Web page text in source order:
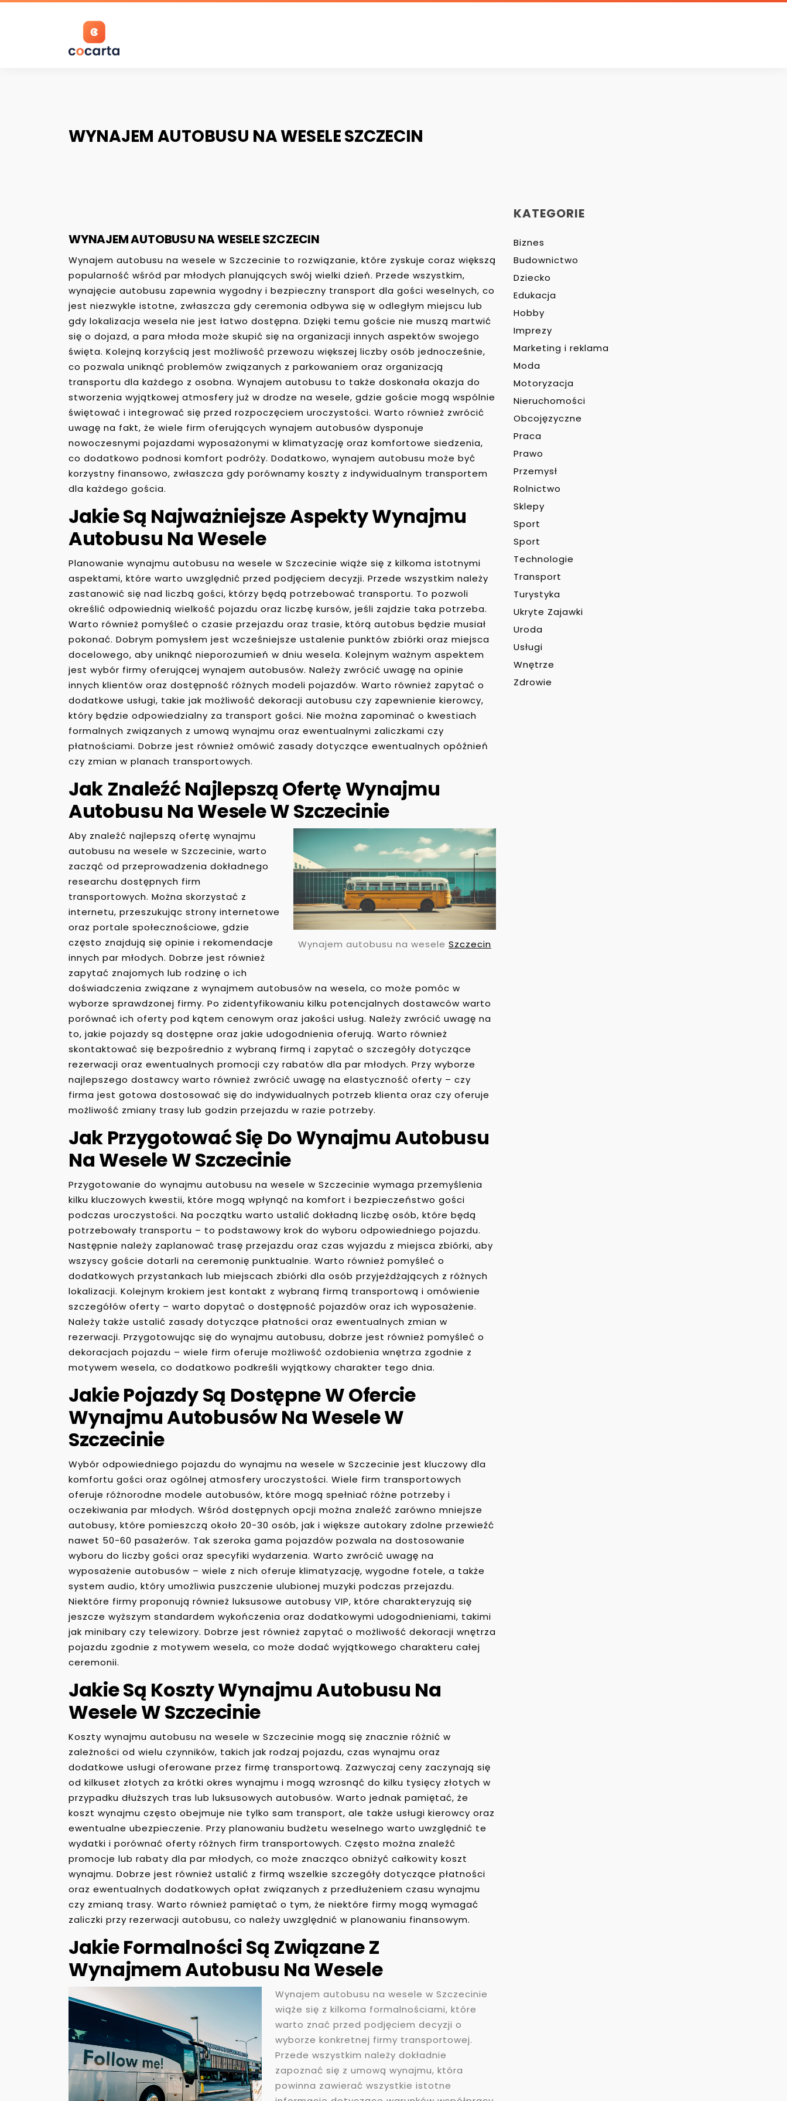
C
O
T
A
WYNAJEM AUTOBUSU NA WESELE SZCZECIN
WYNAJEM AUTOBUSU NA WESELE SZCZECIN
Wynajem autobusu na wesele w Szczecinie to rozwiązanie, które zyskuje coraz większą
popularność wśród par młodych planujących swój wielki dzień. Przede wszystkim,
wynajęcie autobusu zapewnia wygodny i bezpieczny transport dla gości weselnych, co
jest niezwykle istotne, zwłaszcza gdy ceremonia odbywa się w odległym miejscu lub
gdy lokalizacja wesela nie jest łatwo dostępna. Dzięki temu goście nie muszą martwić
się o dojazd, a para młoda może skupić się na organizacji innych aspektów swojego
święta. Kolejną korzyścią jest możliwość przewozu większej liczby osób jednocześnie,
co pozwala uniknąć problemów związanych z parkowaniem oraz organizacją
transportu dla każdego z osobna. Wynajem autobusu to także doskonała okazja do
stworzenia wyjątkowej atmosfery już w drodze na wesele, gdzie goście mogą wspólnie
świętować i integrować się przed rozpoczęciem uroczystości. Warto również zwrócić
uwagę na fakt, że wiele firm oferujących wynajem autobusów dysponuje
nowoczesnymi pojazdami wyposażonymi w klimatyzację oraz komfortowe siedzenia,
co dodatkowo podnosi komfort podróży. Dodatkowo, wynajem autobusu może być
korzystny finansowo, zwłaszcza gdy porównamy koszty z indywidualnym transportem
dla każdego gościa.
Jakie Są Najważniejsze Aspekty Wynajmu
Autobusu Na Wesele
Planowanie wynajmu autobusu na wesele w Szczecinie wiąże się z kilkoma istotnymi
aspektami, które warto uwzględnić przed podjęciem decyzji. Przede wszystkim należy
zastanowić się nad liczbą gości, którzy będą potrzebować transportu. To pozwoli
określić odpowiednią wielkość pojazdu oraz liczbę kursów, jeśli zajdzie taka potrzeba.
Warto również pomyśleć o czasie przejazdu oraz trasie, którą autobus będzie musiał
pokonać. Dobrym pomysłem jest wcześniejsze ustalenie punktów zbiórki oraz miejsca
docelowego, aby uniknąć nieporozumień w dniu wesela. Kolejnym ważnym aspektem
jest wybór firmy oferującej wynajem autobusów. Należy zwrócić uwagę na opinie
innych klientów oraz dostępność różnych modeli pojazdów. Warto również zapytać o
dodatkowe usługi, takie jak możliwość dekoracji autobusu czy zapewnienie kierowcy,
który będzie odpowiedzialny za transport gości. Nie można zapominać o kwestiach
formalnych związanych z umową wynajmu oraz ewentualnymi zaliczkami czy
płatnościami. Dobrze jest również omówić zasady dotyczące ewentualnych opóźnień
czy zmian w planach transportowych.
Jak Znaleźć Najlepszą Ofertę Wynajmu
Autobusu Na Wesele W Szczecinie
Wynajem autobusu na wesele Szczecin
Aby znaleźć najlepszą ofertę wynajmu
autobusu na wesele w Szczecinie, warto
zacząć od przeprowadzenia dokładnego
researchu dostępnych firm
transportowych. Można skorzystać z
internetu, przeszukując strony internetowe
oraz portale społecznościowe, gdzie
często znajdują się opinie i rekomendacje
innych par młodych. Dobrze jest również
zapytać znajomych lub rodzinę o ich
doświadczenia związane z wynajmem autobusów na wesela, co może pomóc w
wyborze sprawdzonej firmy. Po zidentyfikowaniu kilku potencjalnych dostawców warto
porównać ich oferty pod kątem cenowym oraz jakości usług. Należy zwrócić uwagę na
to, jakie pojazdy są dostępne oraz jakie udogodnienia oferują. Warto również
skontaktować się bezpośrednio z wybraną firmą i zapytać o szczegóły dotyczące
rezerwacji oraz ewentualnych promocji czy rabatów dla par młodych. Przy wyborze
najlepszego dostawcy warto również zwrócić uwagę na elastyczność oferty – czy
firma jest gotowa dostosować się do indywidualnych potrzeb klienta oraz czy oferuje
możliwość zmiany trasy lub godzin przejazdu w razie potrzeby.
Jak Przygotować Się Do Wynajmu Autobusu
Na Wesele W Szczecinie
Przygotowanie do wynajmu autobusu na wesele w Szczecinie wymaga przemyślenia
kilku kluczowych kwestii, które mogą wpłynąć na komfort i bezpieczeństwo gości
podczas uroczystości. Na początku warto ustalić dokładną liczbę osób, które będą
potrzebowały transportu – to podstawowy krok do wyboru odpowiedniego pojazdu.
Następnie należy zaplanować trasę przejazdu oraz czas wyjazdu z miejsca zbiórki, aby
wszyscy goście dotarli na ceremonię punktualnie. Warto również pomyśleć o
dodatkowych przystankach lub miejscach zbiórki dla osób przyjeżdżających z różnych
lokalizacji. Kolejnym krokiem jest kontakt z wybraną firmą transportową i omówienie
szczegółów oferty – warto dopytać o dostępność pojazdów oraz ich wyposażenie.
Należy także ustalić zasady dotyczące płatności oraz ewentualnych zmian w
rezerwacji. Przygotowując się do wynajmu autobusu, dobrze jest również pomyśleć o
dekoracjach pojazdu – wiele firm oferuje możliwość ozdobienia wnętrza zgodnie z
motywem wesela, co dodatkowo podkreśli wyjątkowy charakter tego dnia.
Jakie Pojazdy Są Dostępne W Ofercie
Wynajmu Autobusów Na Wesele W
Szczecinie
Wybór odpowiedniego pojazdu do wynajmu na wesele w Szczecinie jest kluczowy dla
komfortu gości oraz ogólnej atmosfery uroczystości. Wiele firm transportowych
oferuje różnorodne modele autobusów, które mogą spełniać różne potrzeby i
oczekiwania par młodych. Wśród dostępnych opcji można znaleźć zarówno mniejsze
autobusy, które pomieszczą około 20-30 osób, jak i większe autokary zdolne przewieźć
nawet 50-60 pasażerów. Tak szeroka gama pojazdów pozwala na dostosowanie
wyboru do liczby gości oraz specyfiki wydarzenia. Warto zwrócić uwagę na
wyposażenie autobusów – wiele z nich oferuje klimatyzację, wygodne fotele, a także
system audio, który umożliwia puszczenie ulubionej muzyki podczas przejazdu.
Niektóre firmy proponują również luksusowe autobusy VIP, które charakteryzują się
jeszcze wyższym standardem wykończenia oraz dodatkowymi udogodnieniami, takimi
jak minibary czy telewizory. Dobrze jest również zapytać o możliwość dekoracji wnętrza
pojazdu zgodnie z motywem wesela, co może dodać wyjątkowego charakteru całej
ceremonii.
Jakie Są Koszty Wynajmu Autobusu Na
Wesele W Szczecinie
Koszty wynajmu autobusu na wesele w Szczecinie mogą się znacznie różnić w
zależności od wielu czynników, takich jak rodzaj pojazdu, czas wynajmu oraz
dodatkowe usługi oferowane przez firmę transportową. Zazwyczaj ceny zaczynają się
od kilkuset złotych za krótki okres wynajmu i mogą wzrosnąć do kilku tysięcy złotych w
przypadku dłuższych tras lub luksusowych autobusów. Warto jednak pamiętać, że
koszt wynajmu często obejmuje nie tylko sam transport, ale także usługi kierowcy oraz
ewentualne ubezpieczenie. Przy planowaniu budżetu weselnego warto uwzględnić te
wydatki i porównać oferty różnych firm transportowych. Często można znaleźć
promocje lub rabaty dla par młodych, co może znacząco obniżyć całkowity koszt
wynajmu. Dobrze jest również ustalić z firmą wszelkie szczegóły dotyczące płatności
oraz ewentualnych dodatkowych opłat związanych z przedłużeniem czasu wynajmu
czy zmianą trasy. Warto również pamiętać o tym, że niektóre firmy mogą wymagać
zaliczki przy rezerwacji autobusu, co należy uwzględnić w planowaniu finansowym.
Jakie Formalności Są Związane Z
Wynajmem Autobusu Na Wesele
Wynajem autobusu na wesele w Szczecinie
wiąże się z kilkoma formalnościami, które
warto znać przed podjęciem decyzji o
wyborze konkretnej firmy transportowej.
Przede wszystkim należy dokładnie
zapoznać się z umową wynajmu, która
powinna zawierać wszystkie istotne
KATEGORIE
Biznes
Budownictwo
Dziecko
Edukacja
Hobby
Imprezy
Marketing i reklama
Moda
Motoryzacja
Nieruchomości
Obcojęzyczne
Praca
Prawo
Przemysł
Rolnictwo
Sklepy
Sport
Sport
Technologie
Transport
Turystyka
Ukryte Zajawki
Uroda
Usługi
Wnętrze
Zdrowie